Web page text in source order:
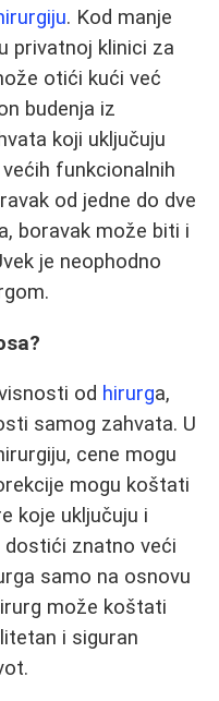
. Kod manje
privatnoj klinici za
otići kući već
budenja iz
koji uključuju
funkcionalnih
od jedne do dve
boravak može biti i
je neophodno
od hirurga,
samog zahvata. U
cene mogu
mogu koštati
koje uključuju i
znatno veći
samo na osnovu
može koštati
i siguran